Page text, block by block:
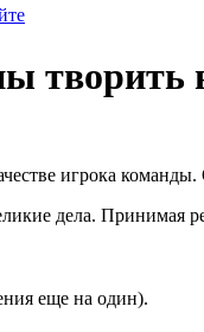
творить
игрока
дела. Принимая
еще на один).